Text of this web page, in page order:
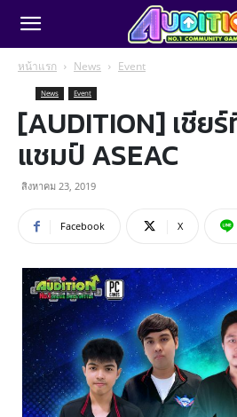
หน้าแรก News Event
News Event
[AUDITION] เชีย
แชมป์ ASEAC
สิงหาคม 23, 2019
Facebook X